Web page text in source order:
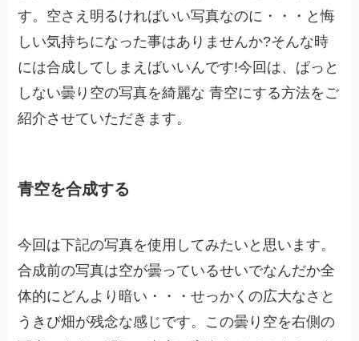
す。空さえ明るければいい写真なのに・・・と悔
しい気持ちになった事はありませんか?そんな時
には合成してしまえばいいんです!今回は、ぱっと
しない曇り空の写真を綺麗な 青空にする方法をご
紹介させていただきます。
青空を合成する
今回は下記の写真を使用してみたいと思います。
合成前の写真は空が曇っているせいでなんだか全
体的にどんより暗い・・・せっかくの広大なさと
うきび畑が残念な感じです。この曇り空を右側の